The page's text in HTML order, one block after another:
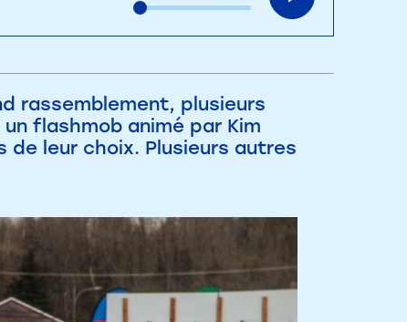
rassemblement, plusieurs
flashmob animé par Kim
leur choix. Plusieurs autres